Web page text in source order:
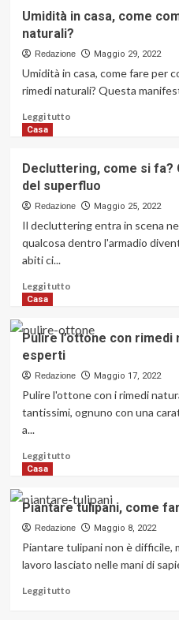
Arredare
casa
di
idee
Umidità in casa, come
naturali?
Redazione Maggio 29, 2022
Umidità in casa, come fare per
rimedi naturali? Questa
Leggi tuttoLeggi
Umidità
in
casa,
come
combatterla
con
Casa
Decluttering, come si
del superfluo
Redazione Maggio 25, 2022
Il decluttering entra in scena
qualcosa dentro l'armadio
abiti ci...
Leggi tuttoLeggi
su
Decluttering,
si
utili
Casa
Pulire l’ottone con rimedi
esperti
Redazione Maggio 17, 2022
Pulire l'ottone con i rimedi
tantissimi, ognuno con una
a...
Leggi tuttoLeggi
su
Pulire
l’ottone
con
rimedi
la
Casa
Piantare tulipani, come
Redazione Maggio 8, 2022
Piantare tulipani non è difficile,
lavoro lasciato nelle mani di
Leggi tuttoLeggi